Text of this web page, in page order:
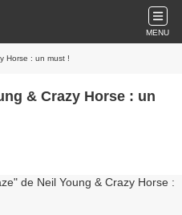
MENU
Horse : un must !
& Crazy Horse : un